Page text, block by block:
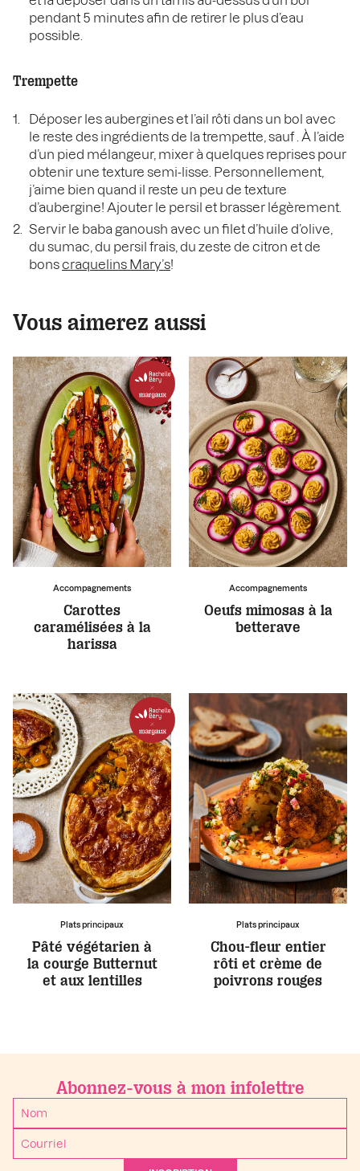
pendant 5 minutes afin de retirer le plus d’eau
possible.
Trempette
Déposer les aubergines et l’ail rôti dans un bol avec
le reste des ingrédients de la trempette, sauf . À l’aide
d’un pied mélangeur, mixer à quelques reprises pour
obtenir une texture semi-lisse. Personnellement,
j’aime bien quand il reste un peu de texture
d’aubergine! Ajouter le persil et brasser légèrement.
Servir le baba ganoush avec un filet d’huile d’olive,
du sumac, du persil frais, du zeste de citron et de
bonscraquelins Mary’s!
Vous aimerez aussi
Accompagnements
Carottes
caramélisées à la
harissa
Accompagnements
Oeufs mimosas à la
betterave
Plats principaux
Pâté végétarien à
la courge Butternut
et aux lentilles
Plats principaux
Chou-fleur entier
rôti et crème de
poivrons rouges
Abonnez-vous à mon infolettre